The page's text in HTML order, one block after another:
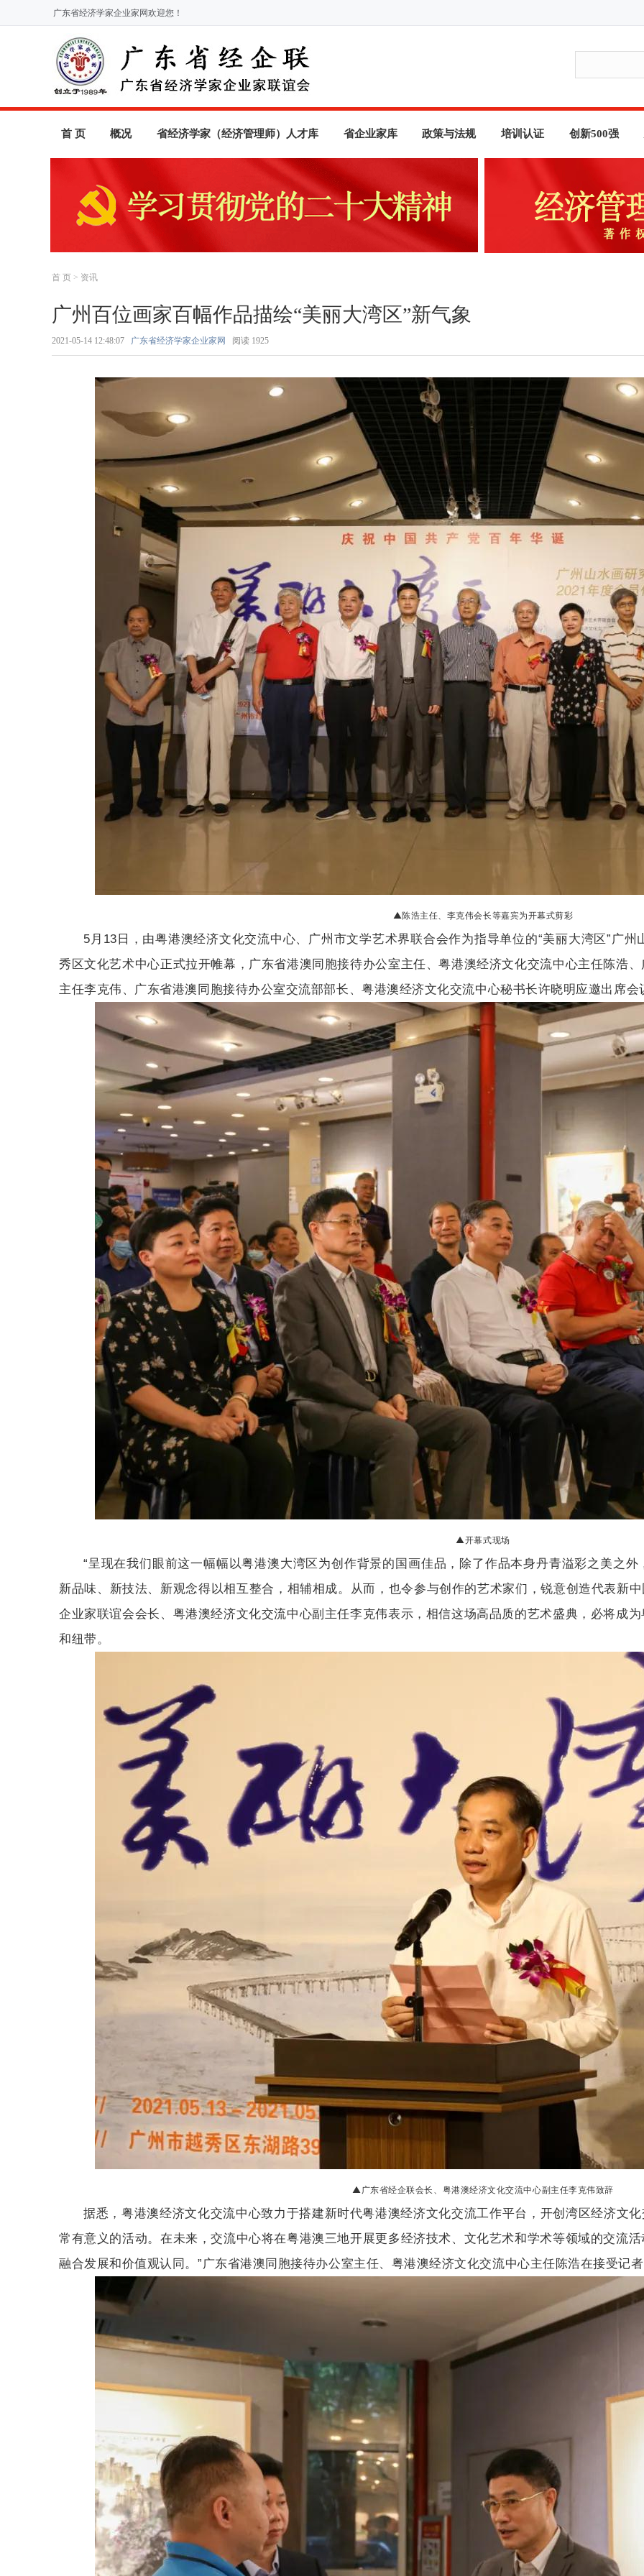
广东省经济学家企业家网欢迎您！
首 页 概况 省经济学家（经济管理师）人才库 省企业家库 政策与法规 培训认证 创新500强
首 页 > 资讯
广州百位画家百幅作品描绘“美丽大湾区”新气象
2021-05-14 12:48:07 广东省经济学家企业家网 阅读 1925
▲陈浩主任、李克伟会长等嘉宾为开幕式剪彩
5月13日，由粤港澳经济文化交流中心、广州市文学艺术界联合会作为指导单位的“美丽大湾区”广
秀区文化艺术中心正式拉开帷幕，广东省港澳同胞接待办公室主任、粤港澳经济文化交流中心主任陈浩
主任李克伟、 广东省港澳同胞接待办公室交流部部长、粤港澳经济文化交流中心秘书长许晓明应邀出席会
▲开幕式现场
“呈现在我们眼前这一幅幅以粤港澳大湾区为创作背景的国画佳品，除了作品本身丹青溢彩之美之
新品味、新技法、新观念得以相互整合，相辅相成。从而，也令参与创作的艺术家们，锐意创造代表新
企业家联谊会会长、粤港澳经济文化交流中心副主任李克伟表示，相信这场高品质的艺术盛典，必将成
和纽带。
▲广东省经企联会长、粤港澳经济文化交流中心副主任李克伟致辞
据悉，粤港澳经济文化交流中心致力于搭建新时代粤港澳经济文化交流工作平台，开创湾区经济文
常有意义的活动。在未来，交流中心将在粤港澳三地开展更多经济技术、文化艺术和学术等领域的交流
融合发展和价值观认同。”广东省港澳同胞接待办公室主任、粤港澳经济文化交流中心主任陈浩在接受记